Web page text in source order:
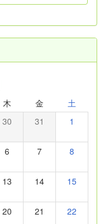
木 金 土
30 31 1
6 7 8
13 14 15
20 21 22